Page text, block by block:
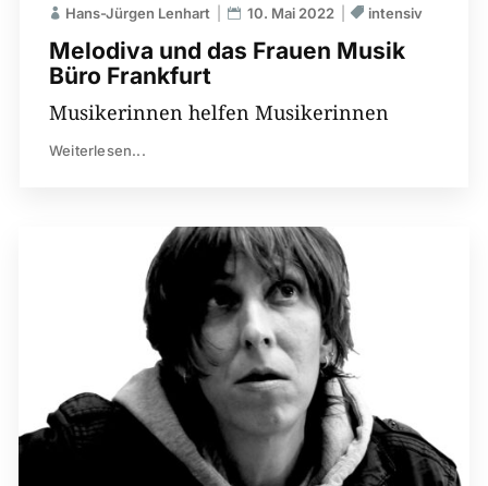
Melodiva und das Frauen Musik
Büro Frankfurt
Hans-Jürgen Lenhart 10. Mai 2022 intensiv
Musikerinnen helfen Musikerinnen
Weiterlesen...